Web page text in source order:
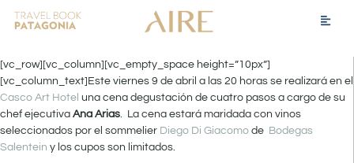
[vc_row][vc_column][vc_empty_space height=”10px”]
[vc_column_text]Este viernes 9 de abril a las 20 horas se realizará en el
Casco Art Hotel una cena degustación de cuatro pasos a cargo de su
chef ejecutiva Ana Arias. La cena estará maridada con vinos
seleccionados por el sommelier Diego Di Giacomo de Bodegas
Salentein y los cupos son limitados.